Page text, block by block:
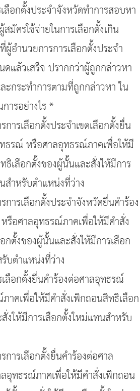
ลือกตั้งประจำจังหวัดทำการสอบหา
มัครใช้จ่ายในการเลือกตั้งเกิน
ผู้อำนวยการการเลือกตั้งประจำ
แล้วเสร็จ ปรากกว่าผู้ถูกกล่าวหา
ะกระทำการตามที่ถูกกล่าวหา ใน
ารอย่างไร *
ารเลือกตั้งประจำเขตเลือกตั้งยื่น
ธรณ์ หรือศาลอุทธรณ์ภาคเพื่อให้มี
ธิเลือกตั้งของผู้นั้นและสั่งให้มีการ
สำหรับตำแหน่งที่ว่าง
ารเลือกตั้งประจำจังหวัดยื่นคำร้อง
รือศาลอุทธรณ์ภาคเพื่อให้มีคำสั่ง
กตั้งของผู้นั้นและสั่งให้มีการเลือก
บตำแหน่งที่ว่าง
ลือกตั้งยื่นคำร้องต่อศาลอุทธรณ์
าคเพื่อให้มีคำสั่งเพิกถอนสิทธิเลือก
งให้มีการเลือกตั้งใหม่แทนสำหรับ
ารเลือกตั้งยื่นคำร้องต่อศาล
อุทธรณ์ภาคเพื่อให้มีคำสั่งเพิกถอน